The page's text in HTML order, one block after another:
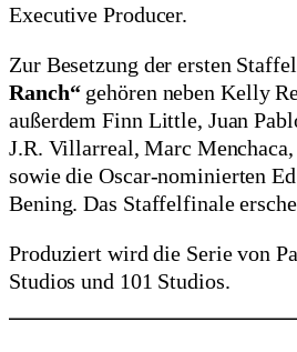
Executive Producer.
Zur Besetzung der ersten
Ranch“gehören neben Kelly
außerdem Finn Little, Juan
J.R. Villarreal, Marc
sowie die Oscar-nominierten
Bening. Das Staffelfinale
Produziert wird die Serie von
Studios und 101 Studios.